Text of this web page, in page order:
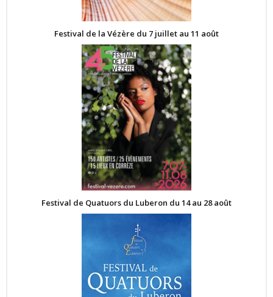
Festival de la Vézère du 7 juillet au 11 août
Festival de Quatuors du Luberon du 14 au 28 août